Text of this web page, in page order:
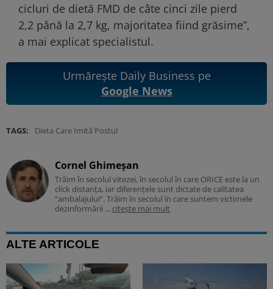
cicluri de dietă FMD de câte cinci zile pierd
2,2 până la 2,7 kg, majoritatea fiind grăsime”,
a mai explicat specialistul.
Urmărește Daily Business pe
Google News
TAGS: Dieta Care Imită Postul
Cornel Ghimeșan
Trăim în secolul vitezei, în secolul în care ORICE este la un
click distanța, iar diferențele sunt dictate de calitatea
“ambalajului”. Trăim în secolul în care suntem victimele
dezinformării ... citește mai mult
ALTE ARTICOLE